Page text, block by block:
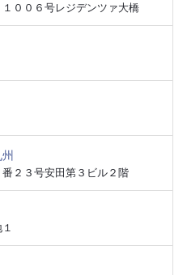
００６号レジデンツァ大橋
２３号安田第３ビル２階